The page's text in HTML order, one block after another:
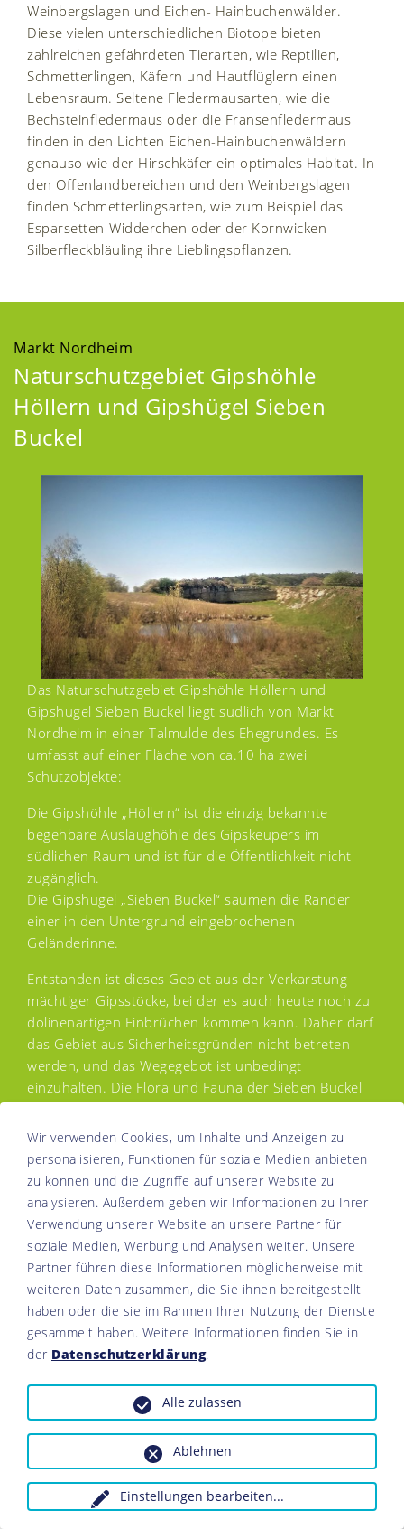
Weinbergslagen und Eichen- Hainbuchenwälder.
Diese vielen unterschiedlichen Biotope bieten
zahlreichen gefährdeten Tierarten, wie Reptilien,
Schmetterlingen, Käfern und Hautflüglern einen
Lebensraum. Seltene Fledermausarten, wie die
Bechsteinfledermaus oder die Fransenfledermaus
finden in den Lichten Eichen-Hainbuchenwäldern
genauso wie der Hirschkäfer ein optimales Habitat. In
den Offenlandbereichen und den Weinbergslagen
finden Schmetterlingsarten, wie zum Beispiel das
Esparsetten-Widderchen oder der Kornwicken-
Silberfleckbläuling ihre Lieblingspflanzen.
Markt Nordheim
Naturschutzgebiet Gipshöhle
Höllern und Gipshügel Sieben
Buckel
Das Naturschutzgebiet Gipshöhle Höllern und
Gipshügel Sieben Buckel liegt südlich von Markt
Nordheim in einer Talmulde des Ehegrundes. Es
umfasst auf einer Fläche von ca.10 ha zwei
Schutzobjekte:
Die Gipshöhle „Höllern“ ist die einzig bekannte
begehbare Auslaughöhle des Gipskeupers im
südlichen Raum und ist für die Öffentlichkeit nicht
zugänglich.
Die Gipshügel „Sieben Buckel“ säumen die Ränder
einer in den Untergrund eingebrochenen
Geländerinne.
Entstanden ist dieses Gebiet aus der Verkarstung
mächtiger Gipsstöcke, bei der es auch heute noch zu
dolinenartigen Einbrüchen kommen kann. Daher darf
das Gebiet aus Sicherheitsgründen nicht betreten
werden, und das Wegegebot ist unbedingt
einzuhalten. Die Flora und Fauna der Sieben Buckel
Gipshügel. Die Magerrasen in den Zwischen- und
Randflächen werden extensiv beweidet und sind mit
Elektroweidezäunen abgegrenzt.
Michelau i. Steigerwald
Spitalgrund und Oberes Volkachtal
Wir verwenden Cookies, um Inhalte und Anzeigen zu
personalisieren, Funktionen für soziale Medien anbieten
zu können und die Zugriffe auf unserer Website zu
analysieren. Außerdem geben wir Informationen zu Ihrer
Verwendung unserer Website an unsere Partner für
soziale Medien, Werbung und Analysen weiter. Unsere
Partner führen diese Informationen möglicherweise mit
weiteren Daten zusammen, die Sie ihnen bereitgestellt
haben oder die sie im Rahmen Ihrer Nutzung der Dienste
gesammelt haben. Weitere Informationen finden Sie in
der Datenschutzerklärung.
Einstellungen bearbeiten...
Ablehnen
Alle zulassen